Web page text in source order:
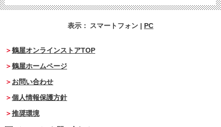
表示： スマートフォン | PC
鶴屋オンラインストアTOP
鶴屋ホームページ
お問い合わせ
個人情報保護方針
推奨環境